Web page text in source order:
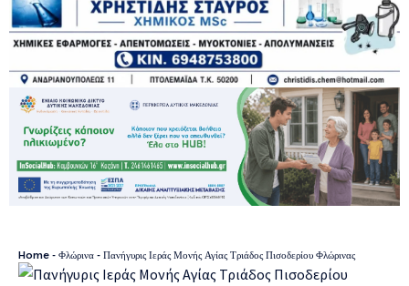
Home - Φλώρινα - Πανήγυρις Ιεράς Μονής Αγίας Τριάδος Πισοδερίου Φλώρινας